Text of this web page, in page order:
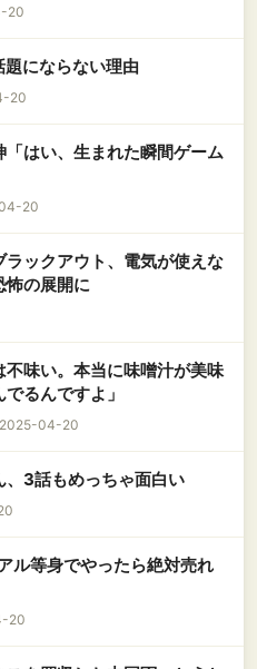
20
にならない理由
20
はい、生まれた瞬間ゲーム
20
ックアウト、電気が使えな
怖の展開に
不味い。本当に味噌汁が美味
るんですよ」
2025-04-20
、3話もめっちゃ面白い
ル等身でやったら絶対売れ
20